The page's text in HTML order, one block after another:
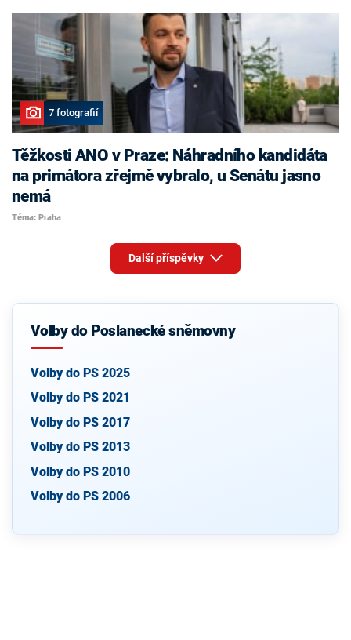
7 fotografií
Těžkosti ANO v Praze: Náhradního kandidáta
na primátora zřejmě vybralo, u Senátu jasno
nemá
Téma: Praha
Další příspěvky
Volby do Poslanecké sněmovny
Volby do PS 2025
Volby do PS 2021
Volby do PS 2017
Volby do PS 2013
Volby do PS 2010
Volby do PS 2006